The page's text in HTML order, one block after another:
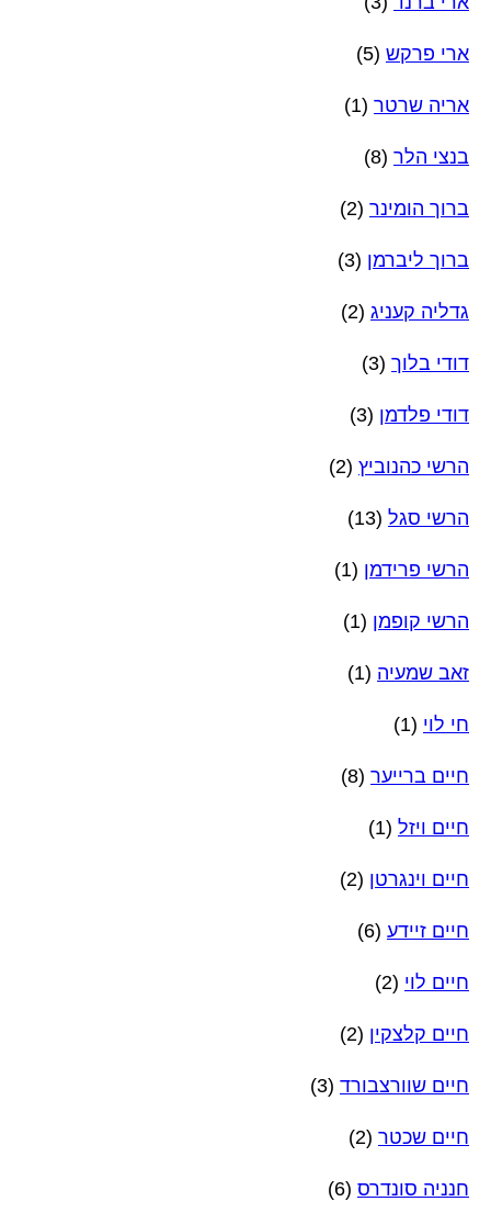
ארי פרקש (5)
אריה שרטר (1)
בנצי הלר (8)
ברוך הומינר (2)
ברוך ליברמן (3)
גדליה קעניג (2)
דודי בלוך (3)
דודי פלדמן (3)
הרשי כהנוביץ (2)
הרשי סגל (13)
הרשי פרידמן (1)
הרשי קופמן (1)
זאב שמעיה (1)
חי לוי (1)
חיים ברייער (8)
חיים ויזל (1)
חיים וינגרטן (2)
חיים זיידע (6)
חיים לוי (2)
חיים קלצקין (2)
חיים שוורצבורד (3)
חיים שכטר (2)
חנניה סונדרס (6)